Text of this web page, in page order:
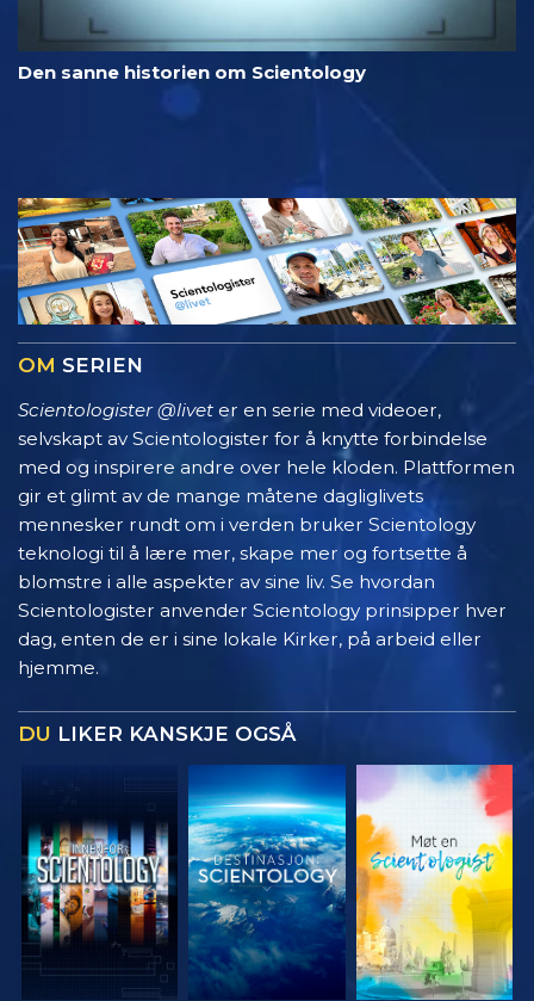
Den sanne historien om Scientology
OM SERIEN
Scientologister @livet er en serie med videoer,
selvskapt av Scientologister for å knytte forbindelse
med og inspirere andre over hele kloden. Plattformen
gir et glimt av de mange måtene dagliglivets
mennesker rundt om i verden bruker Scientology
teknologi til å lære mer, skape mer og fortsette å
blomstre i alle aspekter av sine liv. Se hvordan
Scientologister anvender Scientology prinsipper hver
dag, enten de er i sine lokale Kirker, på arbeid eller
hjemme.
DU LIKER KANSKJE OGSÅ